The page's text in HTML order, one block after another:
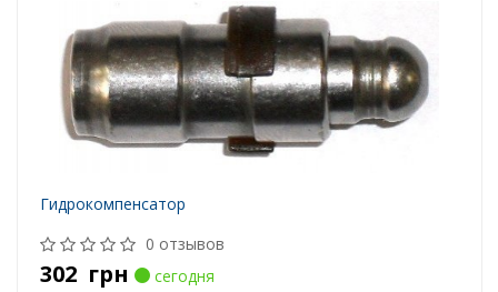
Гидрокомпенсатор
0 отзывов
302 грн
сегодня